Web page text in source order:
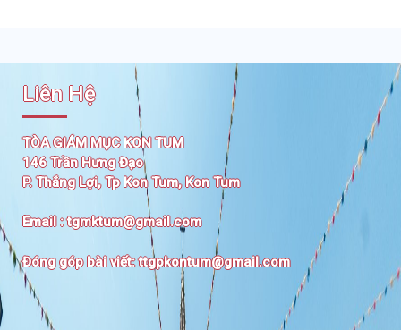
Liên Hệ
TÒA GIÁM MỤC KON TUM
146 Trần Hưng Đạo
P. Thắng Lợi, Tp Kon Tum, Kon Tum
Email :tgmktum@gmail.com
Đóng góp bài viết:ttgpkontum@gmail.com